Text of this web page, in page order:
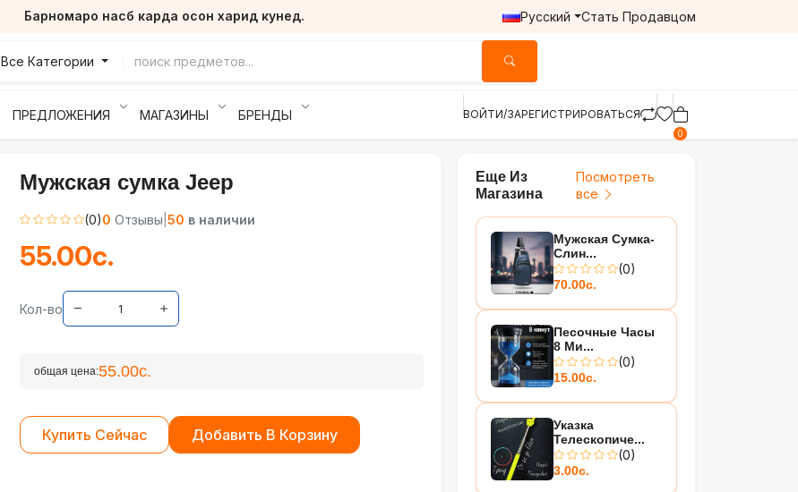
Барномаро насб карда осон харид кунед. Русский Стать Продавцом
Все Категории
ПРЕДЛОЖЕНИЯ МАГАЗИНЫ БРЕНДЫ ВОЙТИ/ЗАРЕГИСТРИРОВАТЬСЯ
0
Мужская сумка Jeep
(0)0 Отзывы 50 в наличии
55.00с.
Кол-во
общая цена:55.00с.
Купить Сейчас Добавить В Корзину
Еще Из
Магазина
Посмотреть
все
Мужская Сумка-
Слин...
(0)
70.00с.
Песочные Часы
8 Ми...
(0)
15.00с.
Указка
Телескопиче...
(0)
3.00с.